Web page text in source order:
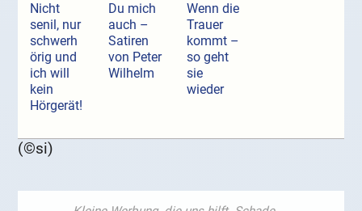
Nicht
senil, nur
schwerh
örig und
ich will
kein
Hörgerät!
Du mich
auch –
Satiren
von Peter
Wilhelm
Wenn die
Trauer
kommt –
so geht
sie
wieder
(©si)